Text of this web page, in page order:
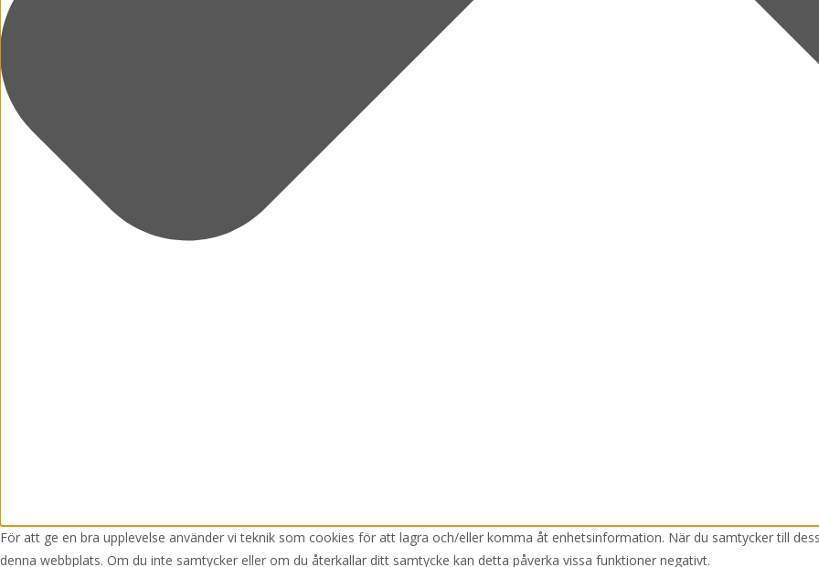
För att ge en bra upplevelse använder vi teknik som cookies för att lagra och/eller komma åt enhetsinformation. När du samtycker till
denna webbplats. Om du inte samtycker eller om du återkallar ditt samtycke kan detta påverka vissa funktioner negativt.